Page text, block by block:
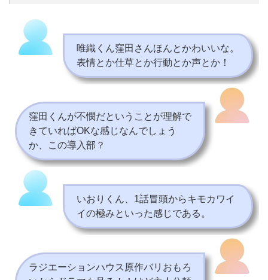
唯織くん窪田さんほんとかわいいな。
表情とか仕草とか行動とか声とか！
窪田くんが不憫だということが理解で
きていればOKな感じなんでしょう
か、この導入部？
いおりくん、1話冒頭からキモカワイ
イの極みといった感じである。
ラジエーションハウス原作バリおもろ